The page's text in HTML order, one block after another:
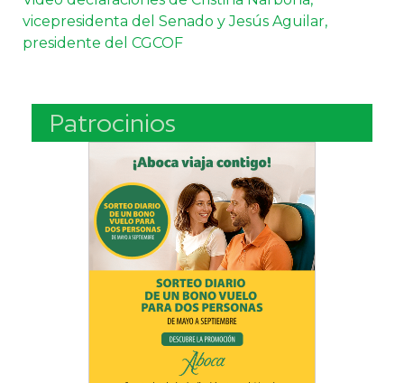
vicepresidenta del Senado y Jesús Aguilar,
presidente del CGCOF
Patrocinios